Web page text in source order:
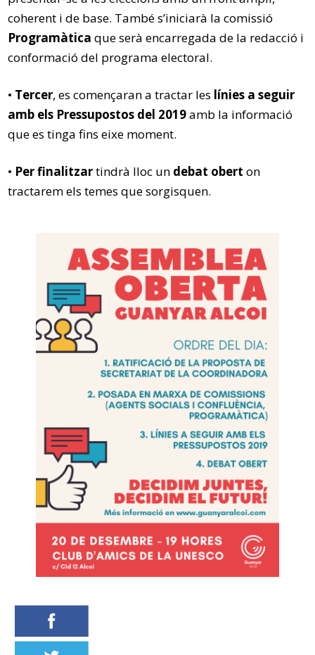
coherent i de base. També s’iniciarà la comissió
Programàtica que serà encarregada de la redacció i
conformació del programa electoral.
• Tercer, es començaran a tractar les línies a seguir
amb els Pressupostos del 2019amb la informació
que es tinga fins eixe moment.
• Per finalitzartindrà lloc un debat obert on
tractarem els temes que sorgisquen.